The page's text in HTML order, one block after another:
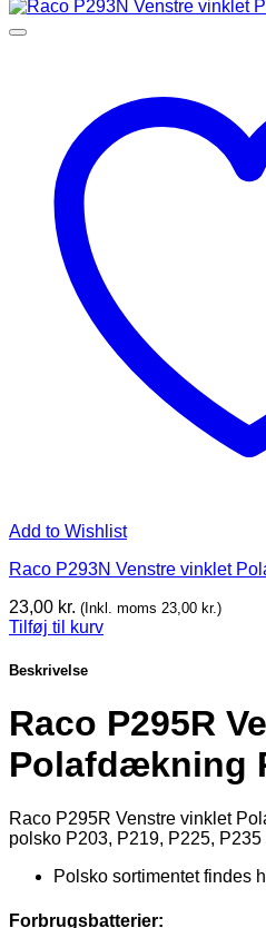
Add to Wishlist
Raco P293N Venstre vinklet
23,00 kr. (Inkl. moms 23,00 kr.)
Tilføj til kurv
Beskrivelse
Raco P295R
Polafdækning
Raco P295R Venstre vinklet
polsko P203, P219, P225, P235
Polsko sortimentet findes
Forbrugsbatterier: